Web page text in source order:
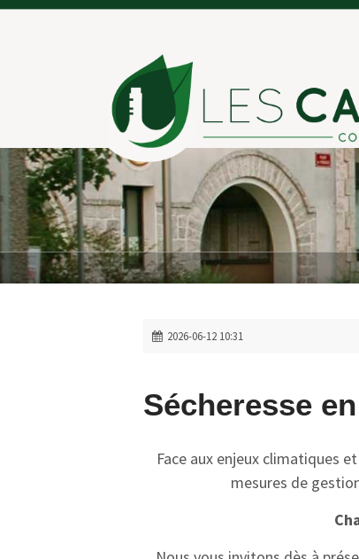
2026-06-12 10:31
Sécheresse
Face aux enjeux climatiques
mesures de
Panneau de gestion des cookies